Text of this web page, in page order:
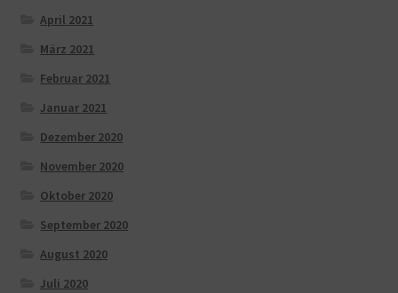
April 2021
März 2021
Februar 2021
Januar 2021
Dezember 2020
November 2020
Oktober 2020
September 2020
August 2020
Juli 2020